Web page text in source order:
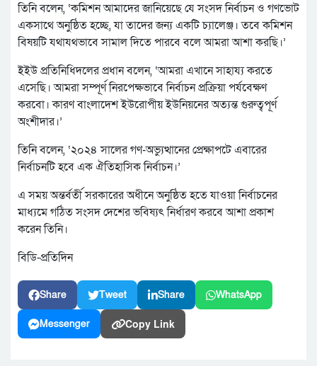
তিনি বলেন, ‘কমিশন আমাদের জানিয়েছে যে সংসদ নির্বাচন ও গণভোট
একসাথে অনুষ্ঠিত হচ্ছে, যা তাদের জন্য একটি চ্যালেঞ্জ। তবে কমিশন
বিষয়টি যথাযথভাবে সামাল দিতে পারবে বলে আমরা আশা করছি।’
ইইউ প্রতিনিধিদলের প্রধান বলেন, ‘আমরা এখানে সাহায্য করতে
এসেছি। আমরা সম্পূর্ণ নিরপেক্ষভাবে নির্বাচন প্রক্রিয়া পর্যবেক্ষণ
করবো। কারণ বাংলাদেশ ইউরোপীয় ইউনিয়নের অত্যন্ত গুরুত্বপূর্ণ
অংশীদার।’
তিনি বলেন, ‘২০২৪ সালের গণ-অভ্যুত্থানের প্রেক্ষাপটে এবারের
নির্বাচনটি হবে এক ঐতিহাসিক নির্বাচন।’
এ সময় অন্তর্বর্তী সরকারের অধীনে অনুষ্ঠিত হতে যাওয়া নির্বাচনের
মাধ্যমে গঠিত সংসদ দেশের ভবিষ্যৎ নির্ধারণ করবে আশা প্রকাশ
করেন তিনি।
বিডি-প্রতিদিন
Share Tweet Share WhatsApp
Messenger Copy Link